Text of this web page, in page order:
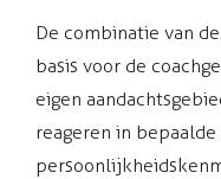
De combinatie van
basis voor de
eigen
reageren in